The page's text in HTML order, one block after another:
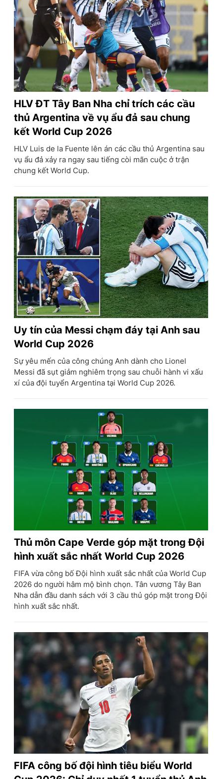
HLV ĐT Tây Ban Nha chỉ trích các cầu
thủ Argentina về vụ ẩu đả sau chung
kết World Cup 2026
HLV Luis de la Fuente lên án các cầu thủ Argentina sau
vụ ẩu đả xảy ra ngay sau tiếng còi mãn cuộc ở trận
chung kết World Cup.
Uy tín của Messi chạm đáy tại Anh sau
World Cup 2026
Sự yêu mến của công chúng Anh dành cho Lionel
Messi đã sụt giảm nghiêm trọng sau chuỗi hành vi xấu
xí của đội tuyển Argentina tại World Cup 2026.
Thủ môn Cape Verde góp mặt trong Đội
hình xuất sắc nhất World Cup 2026
FIFA vừa công bố Đội hình xuất sắc nhất của World Cup
2026 do người hâm mộ bình chọn. Tân vương Tây Ban
Nha dẫn đầu danh sách với 3 cầu thủ góp mặt trong Đội
hình xuất sắc nhất.
FIFA công bố đội hình tiêu biểu World